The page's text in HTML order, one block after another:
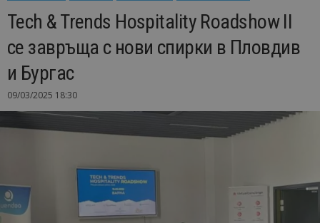
Tech & Trends Hospitality Roadshow II
се завръща с нови спирки в Пловдив
и Бургас
09/03/2025 18:30